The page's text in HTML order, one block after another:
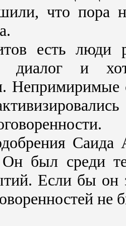
что пора
есть
диалог и
Непримиримые
был среди
Если бы
не